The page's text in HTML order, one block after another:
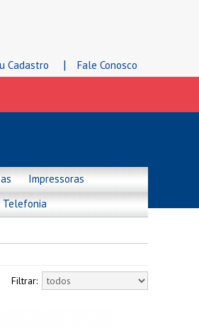
Cadastro | Fale Conosco
Impressoras
Telefonia
Filtrar: